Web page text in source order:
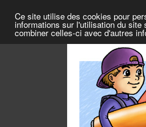
Ce site utilise des cookies pour
informations sur l'utilisation du
combiner celles-ci avec d'autres